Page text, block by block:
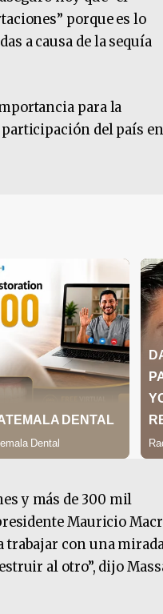
porque es lo
a causa de la sequía
para la
del país en
y más de 300 mil
Mauricio
trabajar con una
al otro”, dijo